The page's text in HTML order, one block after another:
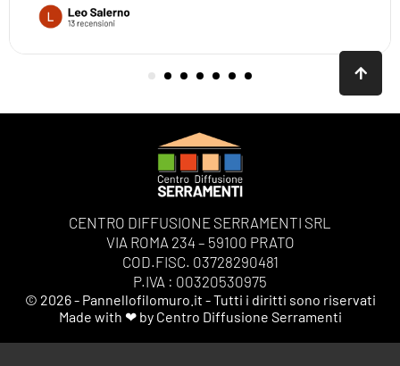
CENTRO DIFFUSIONE SERRAMENTI SRL
VIA ROMA 234 – 59100 PRATO
COD.FISC. 03728290481
P.IVA : 00320530975
© 2026 - Pannellofilomuro.it - Tutti i diritti sono riservati
Made with ❤ by Centro Diffusione Serramenti